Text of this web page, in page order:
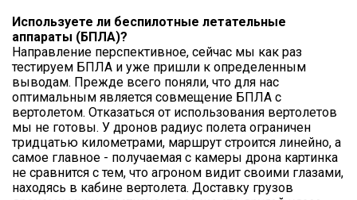
Используете ли беспилотные летательные
аппараты (БПЛА)?
Направление перспективное, сейчас мы как раз
тестируем БПЛА и уже пришли к определенным
выводам. Прежде всего поняли, что для нас
оптимальным является совмещение БПЛА с
вертолетом. Отказаться от использования вертолетов
мы не готовы. У дронов радиус полета ограничен
тридцатью километрами, маршрут строится линейно, а
самое главное - получаемая с камеры дрона картинка
не сравнится с тем, что агроном видит своими глазами,
находясь в кабине вертолета. Доставку грузов